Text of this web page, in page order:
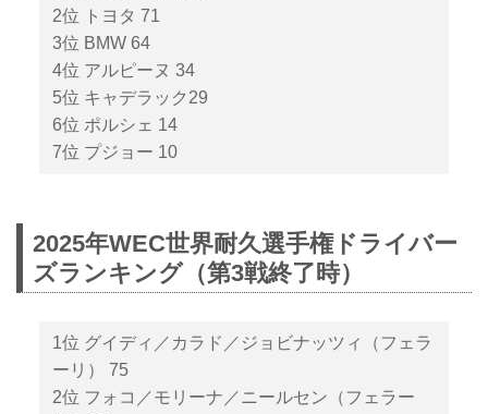
2位 トヨタ 71
3位 BMW 64
4位 アルピーヌ 34
5位 キャデラック29
6位 ポルシェ 14
7位 プジョー 10
2025年WEC世界耐久選手権ドライバー
ズランキング（第3戦終了時）
1位 グイディ／カラド／ジョビナッツィ（フェラ
ーリ） 75
2位 フォコ／モリーナ／ニールセン（フェラー